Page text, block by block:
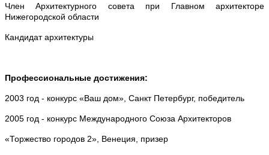
Член Архитектурного совета при Главном архитекторе
Нижегородской области
Кандидат архитектуры
Профессиональные достижения:
2003 год - конкурс «Ваш дом», Санкт Петербург, победитель
2005 год - конкурс Международного Союза Архитекторов
«Торжество городов 2», Венеция, призер